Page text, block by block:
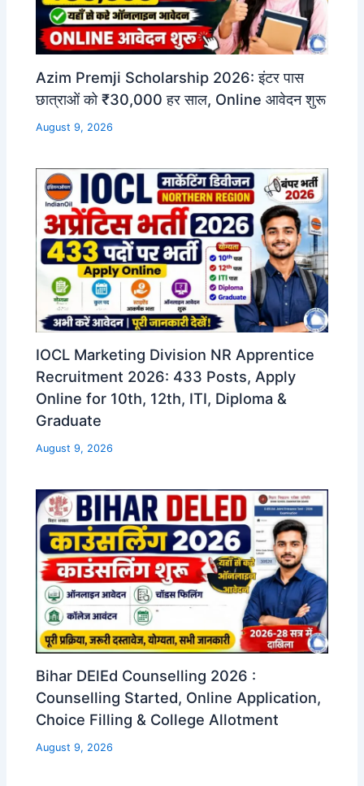
Azim Premji Scholarship 2026: इंटर पास
छात्राओं को ₹30,000 हर साल, Online आवेदन शुरू
August 9, 2026
IOCL Marketing Division NR Apprentice
Recruitment 2026: 433 Posts, Apply
Online for 10th, 12th, ITI, Diploma &
Graduate
August 9, 2026
Bihar DElEd Counselling 2026 :
Counselling Started, Online Application,
Choice Filling & College Allotment
August 9, 2026